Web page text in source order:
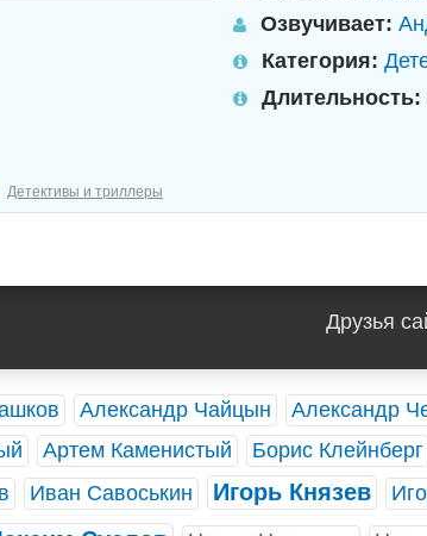
Озвучивает:
Категория:
Длительность:
Детективы и триллеры
Друзья
Александр Чайцын Александр
Артем Каменистый Борис Клейнберг
Иван Савоськин Игорь Князев